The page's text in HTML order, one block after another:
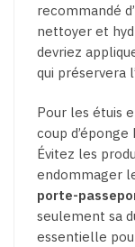
recommandé
nettoyer et
devriez
qui préservera
Pour les étuis
coup
Évitez les
endommager
porte-
seulement sa
essentielle